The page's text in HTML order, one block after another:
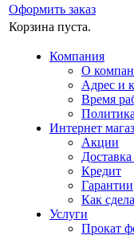
Оформить заказ
Корзина пуста.
Компания
О
Адрес и
Время
Интернет
Акции
Кредит
Гарантии
Как
Услуги
Прокат